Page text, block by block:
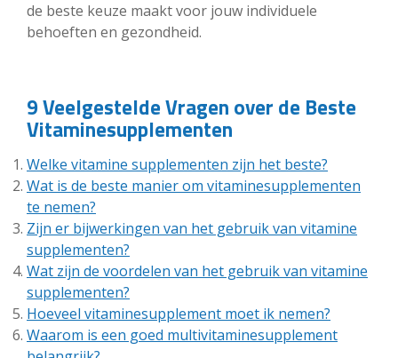
de beste keuze maakt voor jouw individuele
behoeften en gezondheid.
9 Veelgestelde Vragen over de Beste
Vitaminesupplementen
Welke vitamine supplementen zijn het beste?
Wat is de beste manier om vitaminesupplementen
te nemen?
Zijn er bijwerkingen van het gebruik van vitamine
supplementen?
Wat zijn de voordelen van het gebruik van vitamine
supplementen?
Hoeveel vitaminesupplement moet ik nemen?
Waarom is een goed multivitaminesupplement